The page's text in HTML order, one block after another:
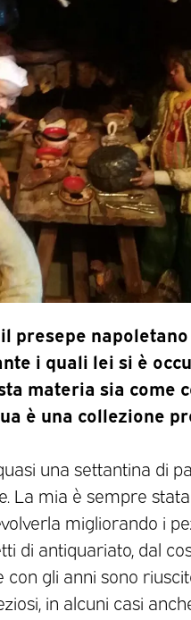
presepe
i quali lei si è
materia sia come
è una collezione
una settantina di
La mia è sempre
migliorando i
di antiquariato, dal
gli anni sono
in alcuni casi